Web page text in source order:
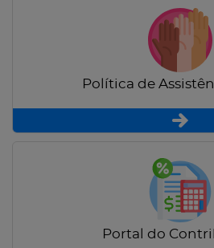
Política de
Portal do